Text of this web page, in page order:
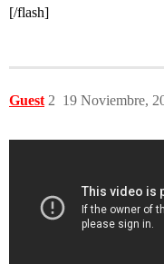
[/flash]
Guest 19 Noviembre,
2